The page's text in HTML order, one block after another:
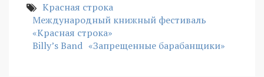
Красная строка
Международный книжный фестиваль
«Красная строка»
Billy’s Band «Запрещенные барабанщики»